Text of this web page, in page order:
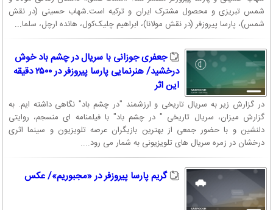
شمس تبریزی و محصول مشترک ایران و ترکیه است.شهاب حسینی (در نقش
شمس)، پارسا پیروزفر (در نقش مولانا)، ابراهیم چلیک‌کول، هانده ارچل، سلما...
جعفری جوزانی با سریال در چشم باد خوش
درخشید/ هنرنمایی پارسا پیروزفر در ۲۵۰۰ دقیقه
این اثر
در گزارش زیر به سریال تاریخی و ارزشمند "در چشم باد" نگاهی داشته ایم. به
گزارش میزان، سریال تاریخی " در چشم باد" با فیلمنامه ای منسجم، روایتی
دلنشین و با حضور جمعی از بهترین بازیگران عرصه تلویزیون و سینما اثری
درخشان در زمره سریال های تلویزیونی به شمار می رود....
گریم پارسا پیروزفر در «مجبوریم»/ عکس